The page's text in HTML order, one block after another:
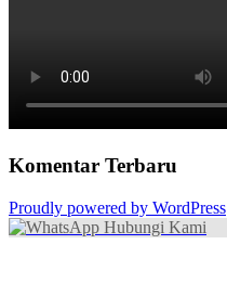
Komentar Terbaru
Proudly powered by WordPress
Hubungi Kami